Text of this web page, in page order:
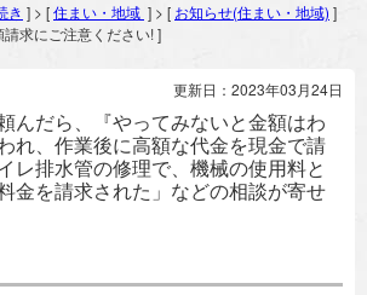
き ] > [住まい・地域 ] > [ お知らせ(住まい・地域) ]
求にご注意ください! ]
更新日：2023年03月24日
んだら、『やってみないと金額はわ
れ、作業後に高額な代金を現金で請
レ排水管の修理で、機械の使用料と
金を請求された」などの相談が寄せ